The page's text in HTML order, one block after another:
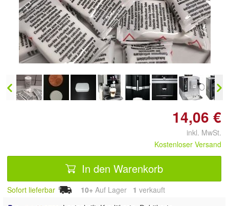
Doppelt antippen zum
vergrößern
14,06 €
inkl. MwSt.
Kostenloser Versand
In den Warenkorb
Sofort lieferbar 10+ Auf Lager 1 verkauft